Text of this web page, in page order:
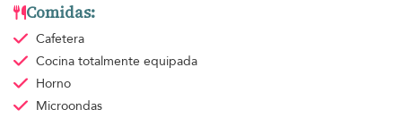
Comidas:
Cafetera
Cocina totalmente equipada
Horno
Microondas